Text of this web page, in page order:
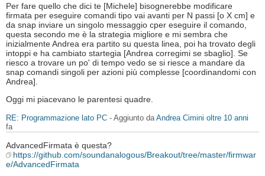
Per fare quello che dici te [Michele] bisognerebbe modificare
firmata per eseguire comandi tipo vai avanti per N passi [o X cm] e
da snap inviare un singolo messaggio cper eseguire il comando,
questa secondo me è la strategia migliore e mi sembra che
inizialmente Andrea era partito su questa linea, poi ha trovato degli
intoppi e ha cambiato startegia [Andrea corregimi se sbaglio]. Se
riesco a trovare un po' di tempo vedo se si riesce a mandare da
snap comandi singoli per azioni più complesse [coordinandomi con
Andrea].
Oggi mi piacevano le parentesi quadre.
RE: Programmazione lato PC - Aggiunto da Andrea Cimini oltre 10 anni
fa
AdvancedFirmata è questa?
https://github.com/soundanalogous/Breakout/tree/master/firmwar
e/AdvancedFirmata